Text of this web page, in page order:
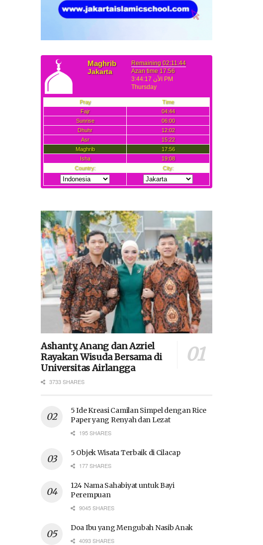
Ashanty, Anang dan Azriel
Rayakan Wisuda Bersama di
Universitas Airlangga
3733 SHARES
5 Ide Kreasi Camilan Simpel dengan Rice
Paper yang Renyah dan Lezat
195 SHARES
5 Objek Wisata Terbaik di Cilacap
177 SHARES
124 Nama Sahabiyat untuk Bayi
Perempuan
9045 SHARES
Doa Ibu yang Mengubah Nasib Anak
4093 SHARES